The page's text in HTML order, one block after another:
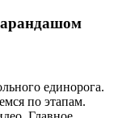
единорога.
по этапам.